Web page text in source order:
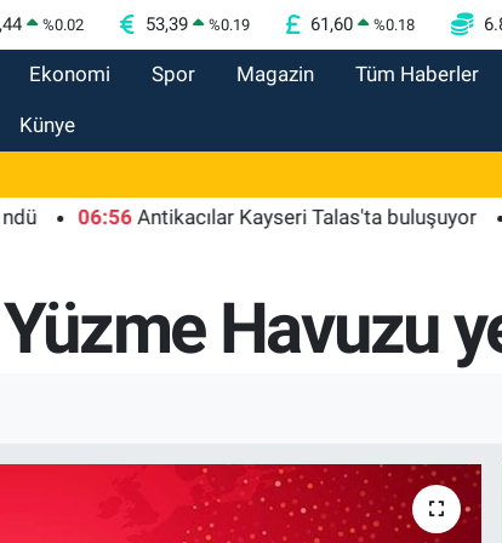
%0.02 53,39 %0.19 61,60 %0.18
Ekonomi Spor Magazin Tüm Haberler
Künye
06:56 Antikacılar Kayseri Talas'ta buluşuyor
Havuzu